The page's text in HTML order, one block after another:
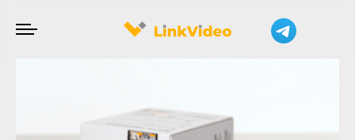
Для ПВЗ Купольная IP-камера для ПВЗ